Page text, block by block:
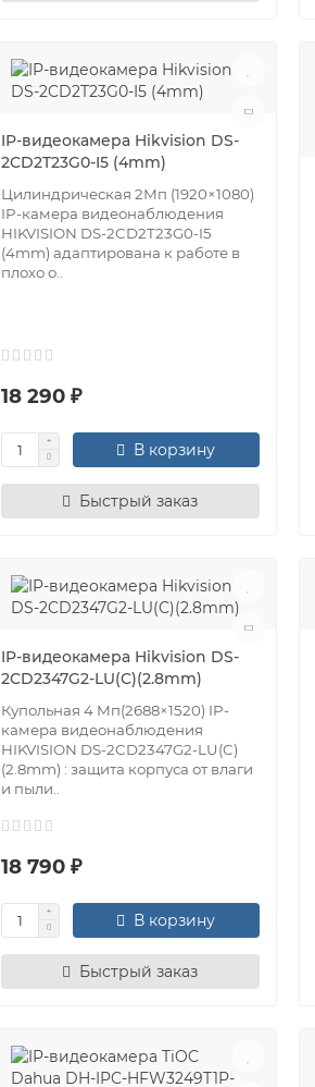
IP-видеокамера Hikvision DS-
2CD2T23G0-I5 (4mm)
Цилиндрическая 2Мп (1920×1080)
IP-камера видеонаблюдения
HIKVISION DS-2CD2T23G0-I5
(4mm) адаптирована к работе в
плохо о..
18 290 ₽
В корзину
Быстрый заказ
IP-видеокамера Hikvision DS-
2CD2347G2-LU(C)(2.8mm)
Купольная 4 Мп(2688×1520) IP-
камера видеонаблюдения
HIKVISION DS-2CD2347G2-LU(C)
(2.8mm) : защита корпуса от влаги
и пыли..
18 790 ₽
В корзину
Быстрый заказ